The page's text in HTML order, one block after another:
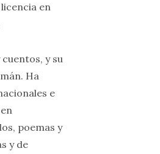
en
y su
Ha
e
poemas y
y de